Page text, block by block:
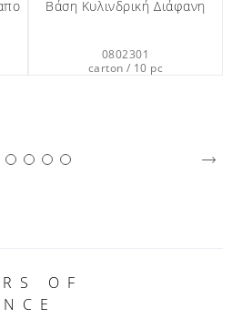
Παντόφλα Canvas
0416501
carton / 100 pc
OF